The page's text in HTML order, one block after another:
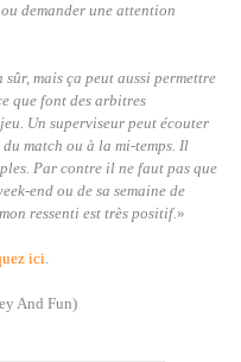
demander une attention
mais ça peut aussi permettre
que font des arbitres
Un superviseur peut écouter
match ou à la mi-temps. Il
Par contre il ne faut pas que
end ou de sa semaine de
ressenti est très positif.»
ici.
And Fun)